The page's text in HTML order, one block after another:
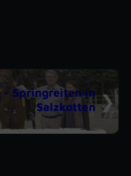
– Springreiten in
Salzkotten